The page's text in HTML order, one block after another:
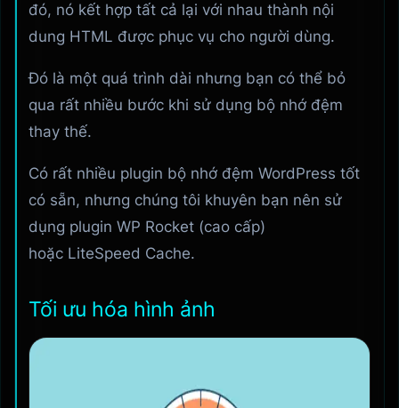
đó, nó kết hợp tất cả lại với nhau thành nội
dung HTML được phục vụ cho người dùng.
Đó là một quá trình dài nhưng bạn có thể bỏ
qua rất nhiều bước khi sử dụng bộ nhớ đệm
thay thế.
Có rất nhiều plugin bộ nhớ đệm WordPress tốt
có sẵn, nhưng chúng tôi khuyên bạn nên sử
dụng plugin WP Rocket (cao cấp)
hoặc LiteSpeed Cache.
Tối ưu hóa hình ảnh